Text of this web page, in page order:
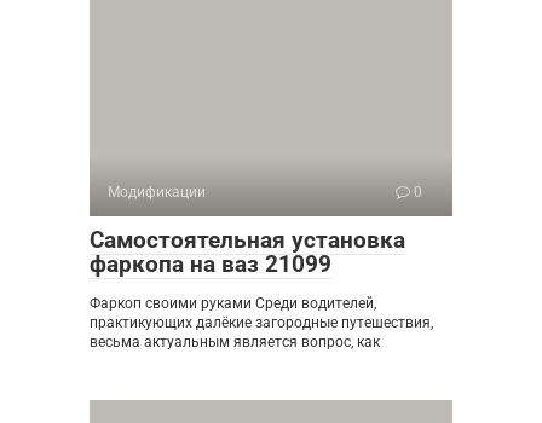
Модификации 0
Самостоятельная установка
фаркопа на ваз 21099
Фаркоп своими руками Среди водителей,
практикующих далёкие загородные путешествия,
весьма актуальным является вопрос, как